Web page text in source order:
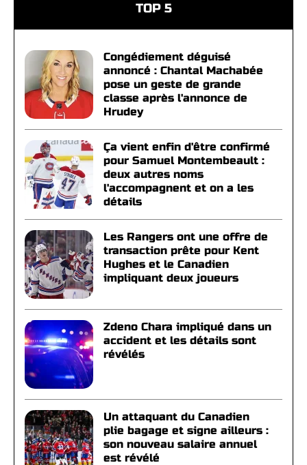
TOP 5
Congédiement déguisé
annoncé : Chantal Machabée
pose un geste de grande
classe après l'annonce de
Hrudey
Ça vient enfin d'être confirmé
pour Samuel Montembeault :
deux autres noms
l'accompagnent et on a les
détails
Les Rangers ont une offre de
transaction prête pour Kent
Hughes et le Canadien
impliquant deux joueurs
Zdeno Chara impliqué dans un
accident et les détails sont
révélés
Un attaquant du Canadien
plie bagage et signe ailleurs :
son nouveau salaire annuel
est révélé